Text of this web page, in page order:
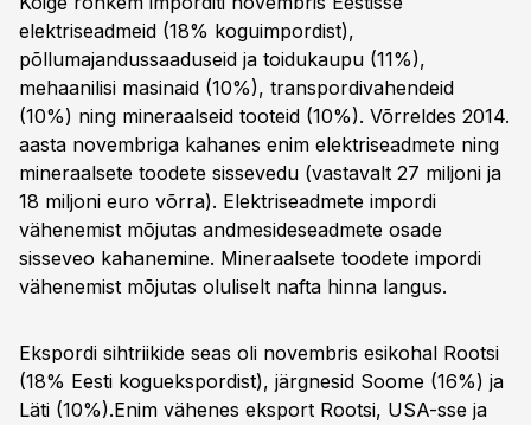
elektriseadmeid (18% koguimpordist),
põllumajandussaaduseid ja toidukaupu (11%),
mehaanilisi masinaid (10%), transpordivahendeid
(10%) ning mineraalseid tooteid (10%). Võrreldes 2014.
aasta novembriga kahanes enim elektriseadmete ning
mineraalsete toodete sissevedu (vastavalt 27 miljoni ja
18 miljoni euro võrra). Elektriseadmete impordi
vähenemist mõjutas andmesideseadmete osade
sisseveo kahanemine. Mineraalsete toodete impordi
vähenemist mõjutas oluliselt nafta hinna langus.
Ekspordi sihtriikide seas oli novembris esikohal Rootsi
(18% Eesti koguekspordist), järgnesid Soome (16%) ja
Läti (10%).Enim vähenes eksport Rootsi, USA-sse ja